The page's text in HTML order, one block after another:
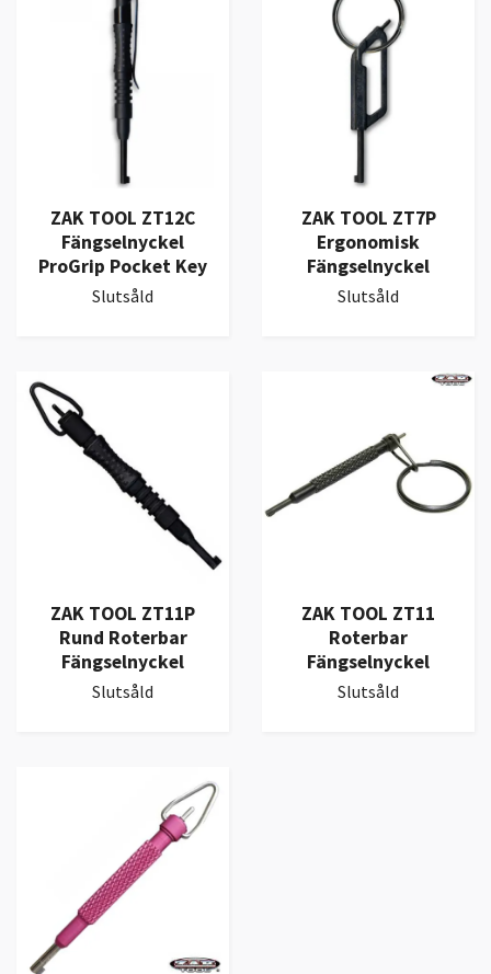
ZAK TOOL ZT12C
Fängselnyckel
ProGrip Pocket Key
Slutsåld
ZAK TOOL ZT7P
Ergonomisk
Fängselnyckel
Slutsåld
ZAK TOOL ZT11P
Rund Roterbar
Fängselnyckel
Slutsåld
ZAK TOOL ZT11
Roterbar
Fängselnyckel
Slutsåld